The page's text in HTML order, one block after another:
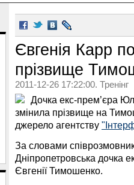
Євгенія Карр
прізвище
2011-12-26 17:22:00. Тренінг
Дочка екс-прем’єра
змінила прізвище на
джерело агентству
За словами
Дніпропетровська дочка
Євгенії Тимошенко.